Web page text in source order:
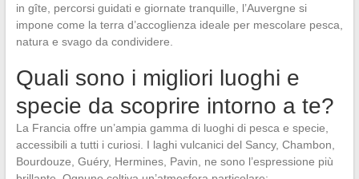
in gîte, percorsi guidati e giornate tranquille, l’Auvergne si
impone come la terra d’accoglienza ideale per mescolare pesca,
natura e svago da condividere.
Quali sono i migliori luoghi e
specie da scoprire intorno a te?
La Francia offre un’ampia gamma di luoghi di pesca e specie,
accessibili a tutti i curiosi. I laghi vulcanici del Sancy, Chambon,
Bourdouze, Guéry, Hermines, Pavin, ne sono l’espressione più